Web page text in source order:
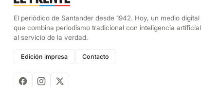
El periódico de Santander desde 1942. Hoy, un medio digital
que combina periodismo tradicional con inteligencia artificial
al servicio de la verdad.
Edición impresa Contacto